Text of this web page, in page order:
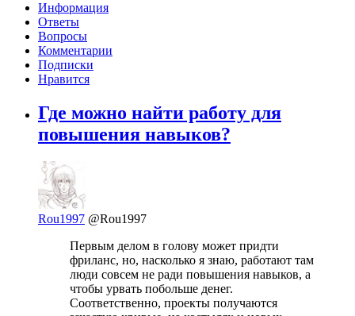
Информация
Ответы
Вопросы
Комментарии
Подписки
Нравится
Где можно найти работу для
повышения навыков?
Rou1997 @Rou1997
Первым делом в голову может придти
фриланс, но, насколько я знаю, работают там
люди совсем не ради повышения навыков, а
чтобы урвать побольше денег.
Соответственно, проекты получаются